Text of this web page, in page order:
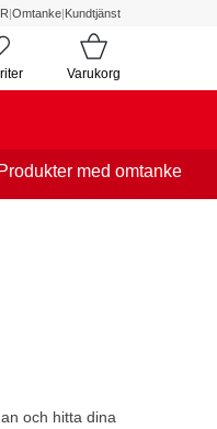
|Omtanke|Kundtjänst
Varukorg
Produkter med omtanke
och hitta dina